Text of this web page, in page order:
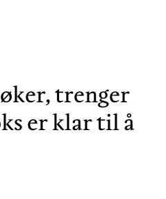
trenger
er klar til å